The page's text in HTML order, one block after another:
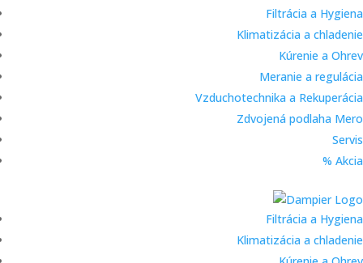
Filtrácia a Hygiena
Klimatizácia a chladenie
Kúrenie a Ohrev
Meranie a regulácia
Vzduchotechnika a Rekuperácia
Zdvojená podlaha Mero
Servis
% Akcia
Filtrácia a Hygiena
Klimatizácia a chladenie